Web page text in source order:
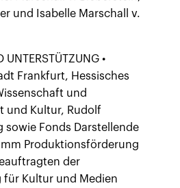
und Isabelle Marschall v.
UNTERSTÜTZUNG •
Frankfurt, Hessisches
und
und Kultur, Rudolf
sowie Fonds Darstellende
Produktionsförderung
der
für Kultur und Medien